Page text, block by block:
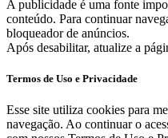
A publicidade é uma fonte
conteúdo. Para continuar
bloqueador de anúncios.
Após desabilitar, atualize a
Termos de Uso e Privacidade
Esse site utiliza cookies para
navegação. Ao continuar o